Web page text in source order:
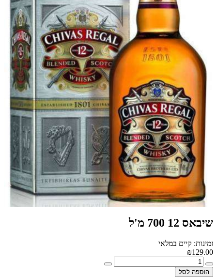
שיבאס 12 700 מ'ל
זמינות: קיים במלאי
₪129.00
הוספה לסל